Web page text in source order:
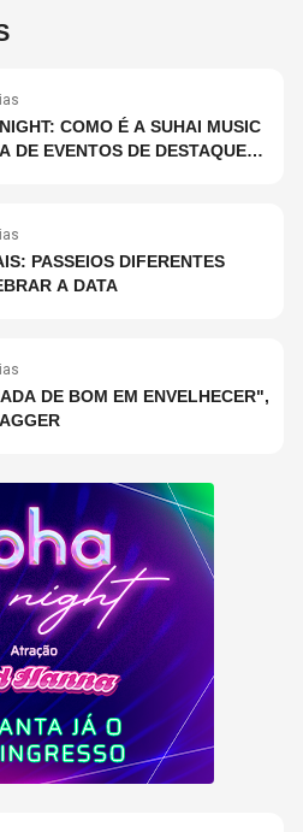
COMO É A SUHAI MUSIC
DE EVENTOS DE DESTAQUE
PASSEIOS DIFERENTES
A DATA
DE BOM EM ENVELHECER",